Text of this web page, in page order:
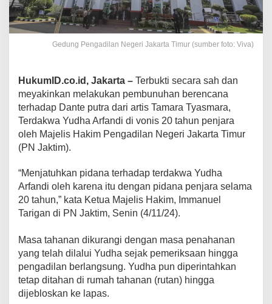
Gedung Pengadilan Negeri Jakarta Timur (sumber foto: Viva)
HukumID.co.id, Jakarta – Terbukti secara sah dan
meyakinkan melakukan pembunuhan berencana
terhadap Dante putra dari artis Tamara Tyasmara,
Terdakwa Yudha Arfandi di vonis 20 tahun penjara
oleh Majelis Hakim Pengadilan Negeri Jakarta Timur
(PN Jaktim).
“Menjatuhkan pidana terhadap terdakwa Yudha
Arfandi oleh karena itu dengan pidana penjara selama
20 tahun,” kata Ketua Majelis Hakim, Immanuel
Tarigan di PN Jaktim, Senin (4/11/24).
Masa tahanan dikurangi dengan masa penahanan
yang telah dilalui Yudha sejak pemeriksaan hingga
pengadilan berlangsung. Yudha pun diperintahkan
tetap ditahan di rumah tahanan (rutan) hingga
dijebloskan ke lapas.